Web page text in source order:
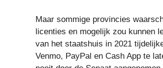
Maar sommige provincies
licenties en mogelijk zou kunnen
van het staatshuis in 2021
Venmo, PayPal en Cash App te